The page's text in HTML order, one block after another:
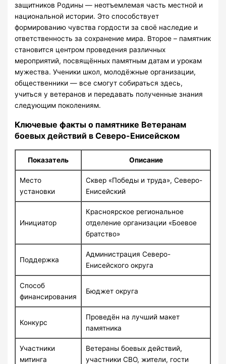
защитников Родины — неотъемлемая часть местной и
национальной истории. Это способствует
формированию чувства гордости за своё наследие и
ответственность за сохранение мира. Второе – памятник
становится центром проведения различных
мероприятий, посвящённых памятным датам и урокам
мужества. Ученики школ, молодёжные организации,
общественники — все смогут собираться здесь,
учиться у ветеранов и передавать полученные знания
следующим поколениям.
Ключевые факты о памятнике Ветеранам
боевых действий в Северо-Енисейском
Показатель Описание
Место
установки
Сквер «Победы и труда», Северо-
Енисейский
Инициатор
Красноярское региональное
отделение организации «Боевое
братство»
Поддержка
Администрация Северо-
Енисейского округа
Способ
финансирования
Бюджет округа
Конкурс
Проведён на лучший макет
памятника
Участники
митинга
Ветераны боевых действий,
участники СВО, жители, гости